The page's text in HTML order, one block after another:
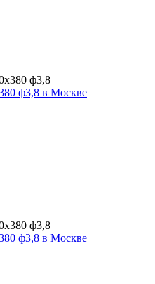
ф3,8 в Москве
ф3,8 в Москве